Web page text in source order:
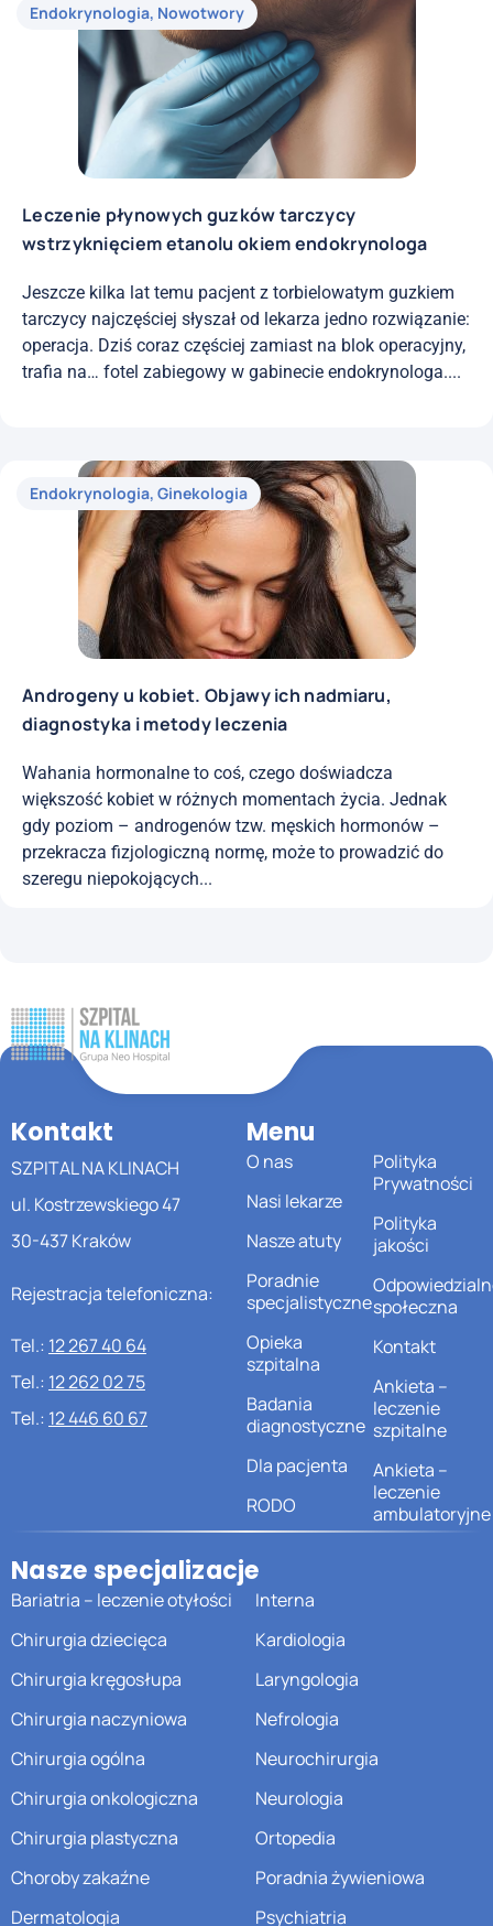
Endokrynologia, Nowotwory
Leczenie płynowych guzków tarczycy
wstrzyknięciem etanolu okiem endokrynologa
Jeszcze kilka lat temu pacjent z torbielowatym guzkiem
tarczycy najczęściej słyszał od lekarza jedno rozwiązanie:
operacja. Dziś coraz częściej zamiast na blok operacyjny,
trafia na… fotel zabiegowy w gabinecie endokrynologa....
Endokrynologia, Ginekologia
Androgeny u kobiet. Objawy ich nadmiaru,
diagnostyka i metody leczenia
Wahania hormonalne to coś, czego doświadcza
większość kobiet w różnych momentach życia. Jednak
gdy poziom – androgenów tzw. męskich hormonów –
przekracza fizjologiczną normę, może to prowadzić do
szeregu niepokojących...
Kontakt
SZPITAL NA KLINACH
ul. Kostrzewskiego 47
30-437 Kraków
Rejestracja telefoniczna:
Tel.: 12 267 40 64
Tel.: 12 262 02 75
Tel.: 12 446 60 67
Menu
O nas
Nasi lekarze
Nasze atuty
Poradnie
specjalistyczne
Opieka
szpitalna
Badania
diagnostyczne
Dla pacjenta
RODO
Polityka
Prywatności
Polityka
jakości
społeczna
Kontakt
Ankieta –
leczenie
szpitalne
Ankieta –
leczenie
ambulatoryjne
Nasze specjalizacje
Bariatria – leczenie otyłości
Chirurgia dziecięca
Chirurgia kręgosłupa
Chirurgia naczyniowa
Chirurgia ogólna
Chirurgia onkologiczna
Chirurgia plastyczna
Choroby zakaźne
Dermatologia
Interna
Kardiologia
Laryngologia
Nefrologia
Neurochirurgia
Neurologia
Ortopedia
Poradnia żywieniowa
Psychiatria